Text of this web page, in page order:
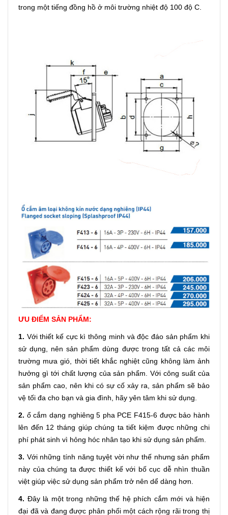
trong một tiếng đồng hồ ở môi trường nhiệt độ 100 độ C.
ƯU ĐIỂM SẢN PHẨM:
1. Với thiết kế cực kì thông minh và độc đáo sản phẩm khi
sử dụng, nên sản phẩm dùng được trong tất cả các môi
trường mưa gió, thời tiết khắc nghiệt cũng không làm ảnh
hưởng gì tới chất lượng của sản phẩm. Với công suất của
sản phẩm cao, nên khi có sự cố xảy ra, sản phẩm sẽ bảo
vệ tối đa cho bạn và gia đình, hãy yên tâm khi sử dụng.
2. ổ cắm dạng nghiêng 5 pha PCE F415-6 được bảo hành
lên đến 12 tháng giúp chúng ta tiết kiệm được những chi
phí phát sinh vì hỏng hóc nhân tạo khi sử dụng sản phẩm.
3. Với những tính năng tuyệt vời như thế nhưng sản phẩm
này của chúng ta được thiết kế với bố cục dễ nhìn thuần
việt giúp việc sử dụng sản phẩm trở nên dể dàng hơn.
4. Đây là một trong những thế hệ phích cắm mới và hiện
đại đã và đang được phân phối một cách rộng rãi trong thị